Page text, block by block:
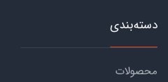
دسته‌بندی
محصولات